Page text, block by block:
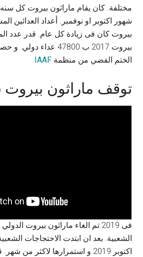
مختلفة. كان يقام ماراثون بيروت كل
شهور اكتوبر او نوفمبر. أعداد العدائين
بيروت كان فى زيادة كل عام. قدر عدد
بيروت 2017 ب 47800 عداء
الختم الفضي من منظمةIAAF
توقف ماراثون بيروت 2019
فى 2019 تم الغاء ماراثون بيروت
اكتوبر 2019 و استمرارها لاكثر